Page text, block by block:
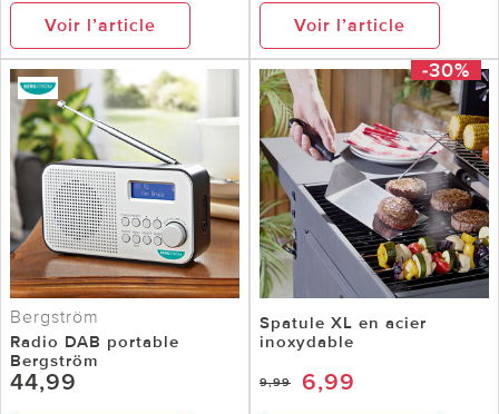
Voir l’article Voir l’article
Bergström
Radio DAB portable
Bergström
44,99
-30%
Spatule XL en acier
inoxydable
9,99 6,99